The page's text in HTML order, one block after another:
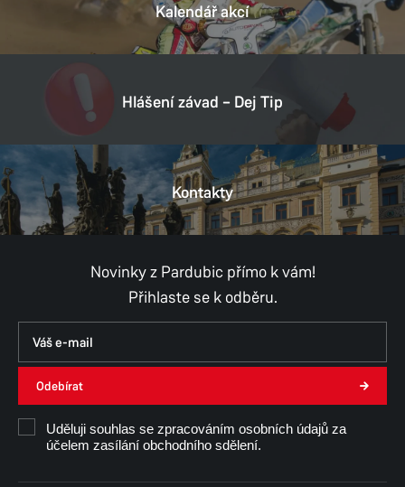
Kalendář akcí
Hlášení závad – Dej Tip
Kontakty
Novinky z Pardubic přímo k vám!
Přihlaste se k odběru.
Odebírat
Uděluji souhlas se zpracováním osobních údajů za
účelem zasílání obchodního sdělení.